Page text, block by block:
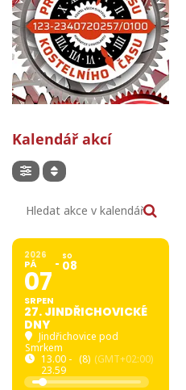
Kalendář akcí
2026
PÁ
07
SRPEN
SO
08
27. JINDŘICHOVICKÉ
DNY
Jindřichovice pod
Smrkem
13.00 -
23.59
(8) (GMT+02:00)